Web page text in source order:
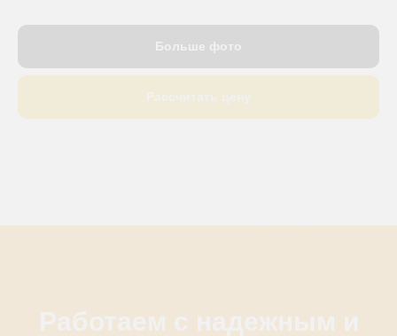
Больше фото
Рассчитать цену
Работаем с надежным и